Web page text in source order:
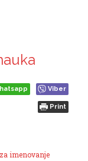
Viber
Print
imenovanje